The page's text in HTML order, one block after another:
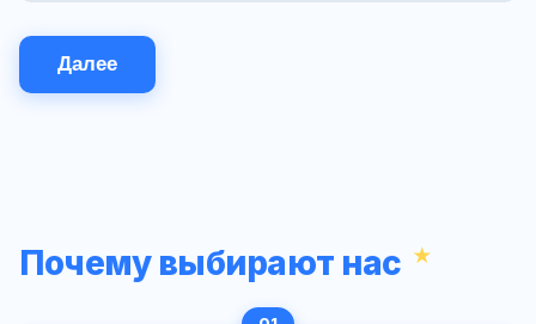
Далее
Почему выбирают нас